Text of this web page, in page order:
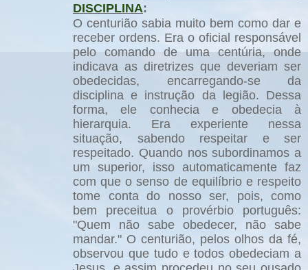
DISCIPLINA:
O centurião sabia muito bem como dar e
receber ordens. Era o oficial responsável
pelo comando de uma centúria, onde
indicava as diretrizes que deveriam ser
obedecidas, encarregando-se da
disciplina e instrução da legião. Dessa
forma, ele conhecia e obedecia à
hierarquia. Era experiente nessa
situação, sabendo respeitar e ser
respeitado. Quando nos subordinamos a
um superior, isso automaticamente faz
com que o senso de equilíbrio e respeito
tome conta do nosso ser, pois, como
bem preceitua o provérbio português:
"Quem não sabe obedecer, não sabe
mandar." O centurião, pelos olhos da fé,
observou que tudo e todos obedeciam a